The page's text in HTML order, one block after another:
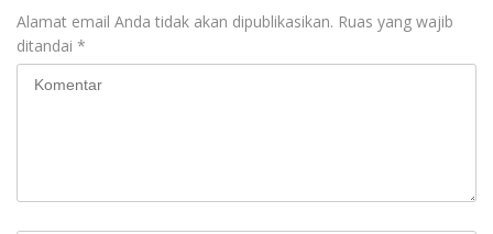
Alamat email Anda tidak akan dipublikasikan. Ruas yang wajib
ditandai *